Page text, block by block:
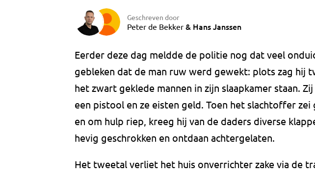
Geschreven door
Peter de Bekker & Hans Janssen
Eerder deze dag meldde de politie nog dat veel
gebleken dat de man ruw werd gewekt: plots zag hij
het zwart geklede mannen in zijn slaapkamer staan.
een pistool en ze eisten geld. Toen het slachtoffer zei
en om hulp riep, kreeg hij van de daders diverse
hevig geschrokken en ontdaan achtergelaten.
Het tweetal verliet het huis onverrichter zake via de